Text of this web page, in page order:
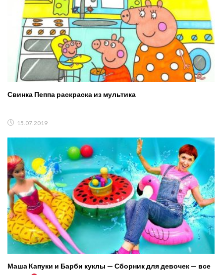
Свинка Пеппа раскраска из мультика
15.07.2019
Маша Капуки и Барби куклы — Сборник для девочек — все